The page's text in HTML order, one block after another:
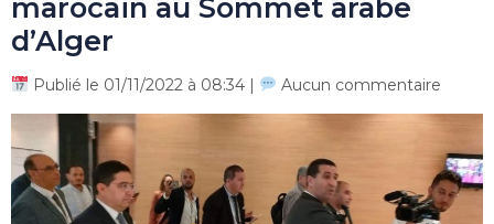
d’Alger
Publié le 01/11/2022 à 08:34 | Aucun commentaire